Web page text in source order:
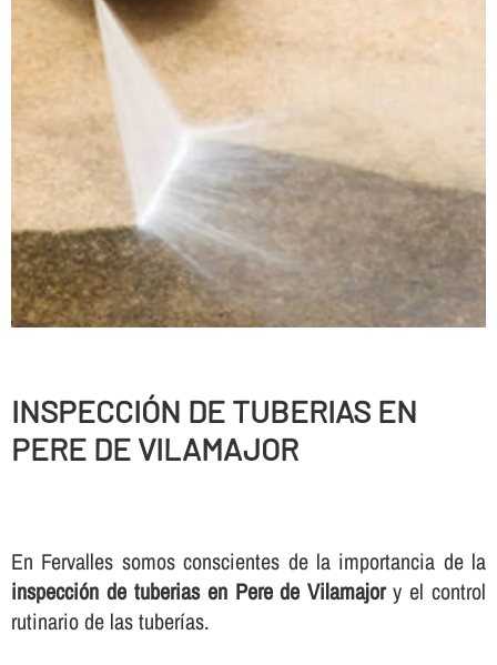
INSPECCIÓN DE TUBERIAS EN
PERE DE VILAMAJOR
En Fervalles somos conscientes de la importancia de la
inspección de tuberias en Pere de Vilamajory el control
rutinario de las tuberí­as.